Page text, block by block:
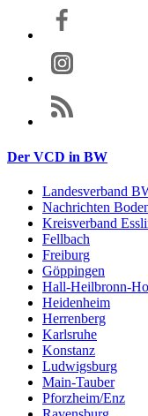
Der VCD in BW
Landesverband
Nachrichten
Kreisverband
Fellbach
Freiburg
Göppingen
Hall-Heilbronn-
Heidenheim
Herrenberg
Karlsruhe
Konstanz
Ludwigsburg
Main-Tauber
Pforzheim/Enz